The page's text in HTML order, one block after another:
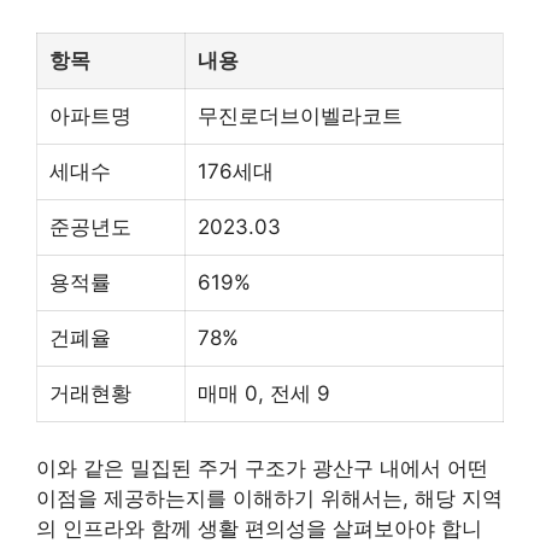
항목 내용
아파트명 무진로더브이벨라코트
세대수 176세대
준공년도 2023.03
용적률 619%
건폐율 78%
거래현황 매매 0, 전세 9
이와 같은 밀집된 주거 구조가 광산구 내에서 어떤
이점을 제공하는지를 이해하기 위해서는, 해당 지역
의 인프라와 함께 생활 편의성을 살펴보아야 합니